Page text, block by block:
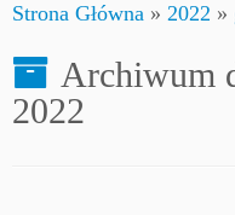
Strona Główna » 2022 »
Archiwum
2022